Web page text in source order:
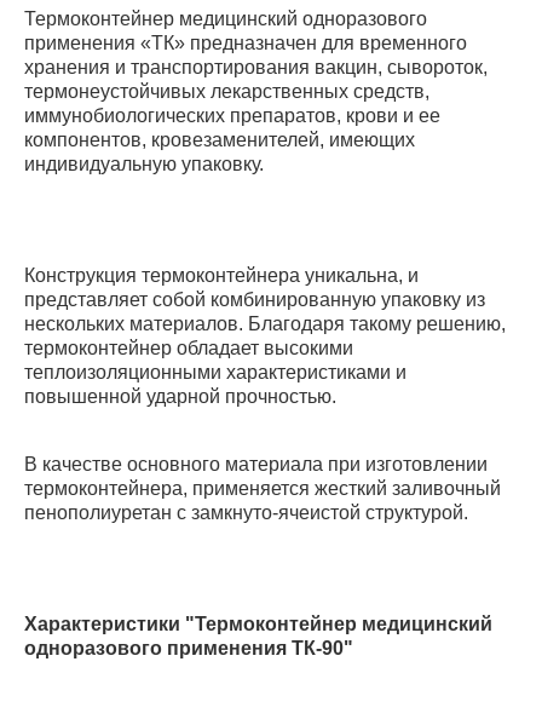
Термоконтейнер медицинский одноразового
применения «ТК» предназначен для временного
хранения и транспортирования вакцин, сывороток,
термонеустойчивых лекарственных средств,
иммунобиологических препаратов, крови и ее
компонентов, кровезаменителей, имеющих
индивидуальную упаковку.
Конструкция термоконтейнера уникальна, и
представляет собой комбинированную упаковку из
нескольких материалов. Благодаря такому решению,
термоконтейнер обладает высокими
теплоизоляционными характеристиками и
повышенной ударной прочностью.
В качестве основного материала при изготовлении
термоконтейнера, применяется жесткий заливочный
пенополиуретан с замкнуто-ячеистой структурой.
Характеристики "Термоконтейнер медицинский
одноразового применения ТК-90"